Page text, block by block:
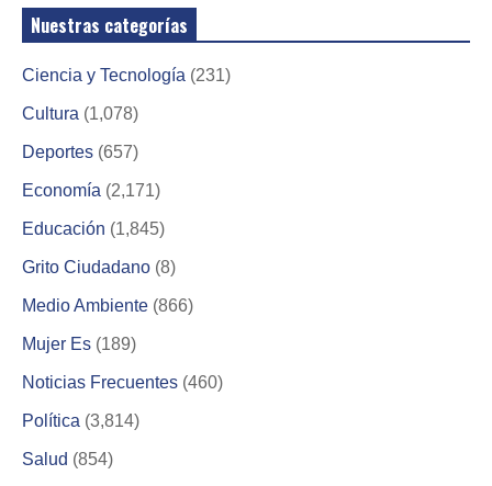
Nuestras categorías
Ciencia y Tecnología (231)
Cultura (1,078)
Deportes (657)
Economía (2,171)
Educación (1,845)
Grito Ciudadano (8)
Medio Ambiente (866)
Mujer Es (189)
Noticias Frecuentes (460)
Política (3,814)
Salud (854)